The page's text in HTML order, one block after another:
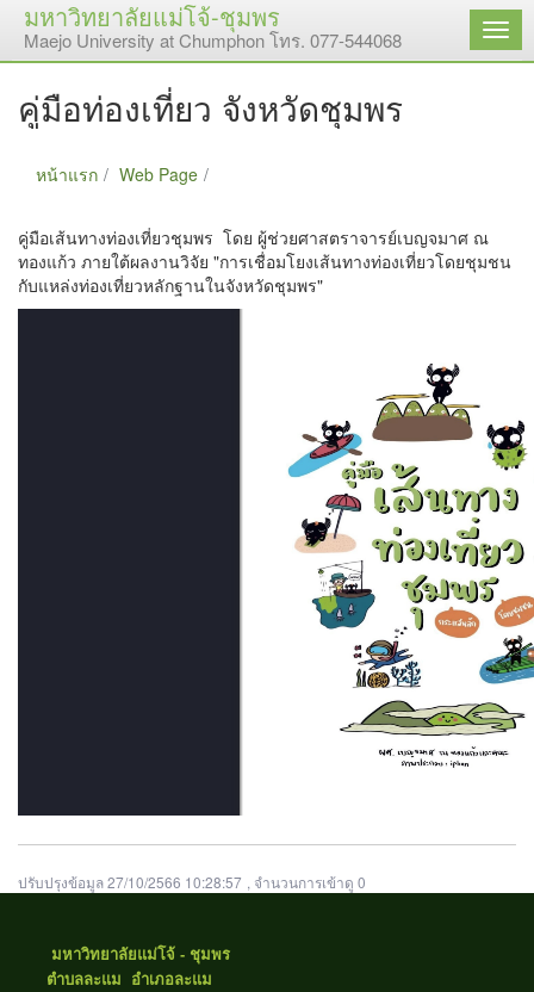
มหาวิทยาลัยแม่โจ้-ชุมพร
Maejo University at Chumphon โทร. 077-544068 เมนู
คู่มือท่องเที่ยว จังหวัดชุมพร
หน้าแรก Web Page
คู่มือเส้นทางท่องเที่ยวชุมพร โดย ผู้ช่วยศาสตราจารย์เบญจมาศ ณ
ทองแก้ว ภายใต้ผลงานวิจัย "การเชื่อมโยงเส้นทางท่องเที่ยวโดยชุมชน
กับแหล่งท่องเที่ยวหลักฐานในจังหวัดชุมพร"
ปรับปรุงข้อมูล 27/10/2566 10:28:57 , จำนวนการเข้าดู 0
มหาวิทยาลัยแม่โจ้ - ชุมพร
ตำบลละแม อำเภอละแม